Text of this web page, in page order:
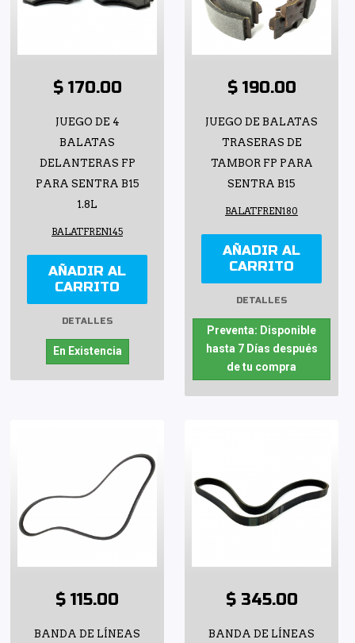
$ 170.00
JUEGO DE 4
BALATAS
DELANTERAS FP
PARA SENTRA B15
1.8L
BALATFREN145
AÑADIR AL
CARRITO
DETALLES
En Existencia
$ 190.00
JUEGO DE BALATAS
TRASERAS DE
TAMBOR FP PARA
SENTRA B15
BALATFREN180
AÑADIR AL
CARRITO
DETALLES
Preventa: Disponible
hasta 7 Días después
de tu compra
$ 115.00
BANDA DE LÍNEAS
$ 345.00
BANDA DE LÍNEAS